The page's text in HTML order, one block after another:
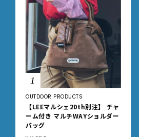
1
OUTDOOR PRODUCTS
【LEEマルシェ20th別注】 チャ
ーム付き マルチWAYショルダー
バッグ